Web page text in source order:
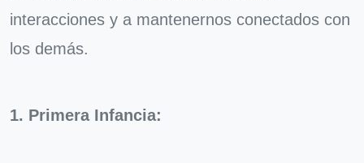
interacciones y a mantenernos conectados con
los demás.
1. Primera Infancia: